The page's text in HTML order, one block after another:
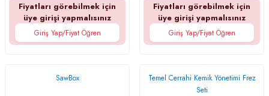
Fiyatları görebilmek için
üye girişi yapmalısınız
Giriş Yap/Fiyat Öğren
Fiyatları görebilmek için
üye girişi yapmalısınız
Giriş Yap/Fiyat Öğren
SawBox
Temel Cerrahi Kemik Yönetimi Frez
Seti